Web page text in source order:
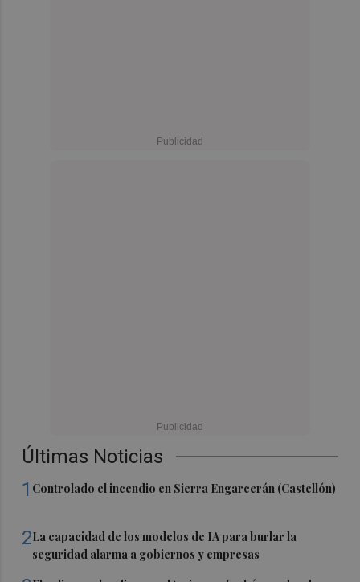
Últimas Noticias
1 Controlado el incendio en Sierra Engarcerán (Castellón)
2La capacidad de los modelos de IA para burlar la
seguridad alarma a gobiernos y empresas